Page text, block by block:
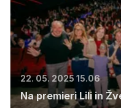
22. 05. 2025 15.06
Na premieri Lili in